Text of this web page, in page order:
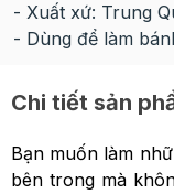
- Xuất xứ: Trung
- Dùng để làm
Chi tiết sản
Bạn muốn làm
bên trong mà